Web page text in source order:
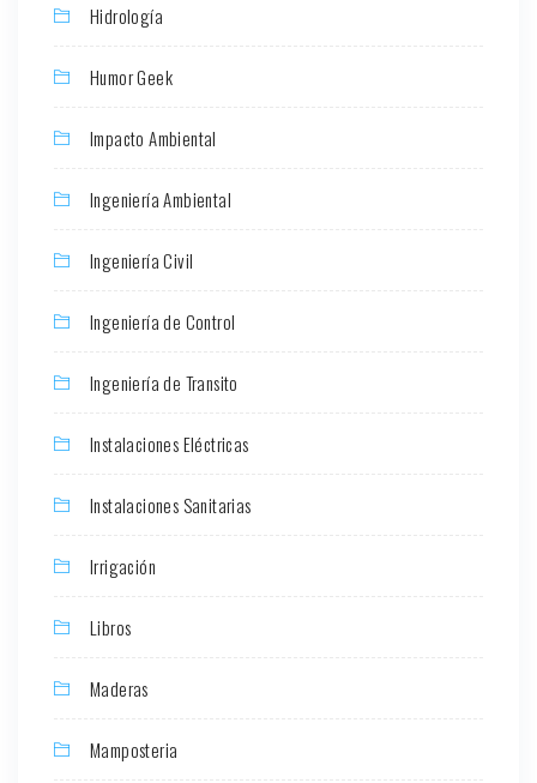
Hidrología
Humor Geek
Impacto Ambiental
Ingeniería Ambiental
Ingeniería Civil
Ingeniería de Control
Ingeniería de Transito
Instalaciones Eléctricas
Instalaciones Sanitarias
Irrigación
Libros
Maderas
Mamposteria